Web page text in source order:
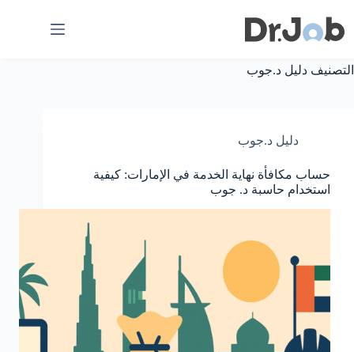
إلى
المحتوى
التصنيف دليل د.جوب
دليل د.جوب
حساب مكافأة نهاية الخدمة في الإمارات: كيفية
استخدام حاسبة د. جوب